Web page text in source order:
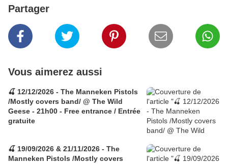
Partager
Vous aimerez aussi
🍒 12/12/2026 - The Manneken Pistols
/Mostly covers band/ @ The Wild
Geese - 21h00 - Free entrance / Entrée
gratuite
🍒 19/09/2026 & 21/11/2026 - The
Manneken Pistols /Mostly covers